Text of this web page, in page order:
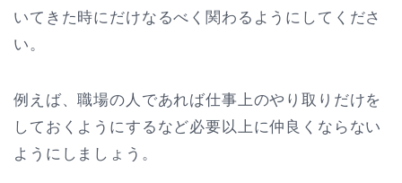
いてきた時にだけなるべく関わるようにしてくださ
い。
例えば、職場の人であれば仕事上のやり取りだけを
しておくようにするなど必要以上に仲良くならない
ようにしましょう。